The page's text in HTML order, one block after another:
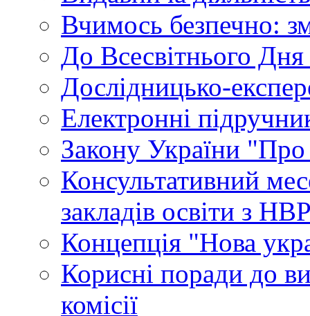
Вчимось безпечно:
До Всесвітнього Дня
Дослідницько-
Електронні
Закону України "Про
Консультативний
закладів освіти з
Концепція "Нова
Корисні поради до
комісії